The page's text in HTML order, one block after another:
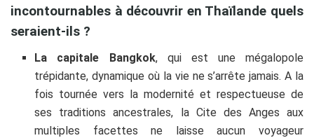
incontournables à découvrir en Thaïlande quels
seraient-ils ?
La capitale Bangkok, qui est une mégalopole
trépidante, dynamique où la vie ne s’arrête jamais. A la
fois tournée vers la modernité et respectueuse de
ses traditions ancestrales, la Cite des Anges aux
multiples facettes ne laisse aucun voyageur